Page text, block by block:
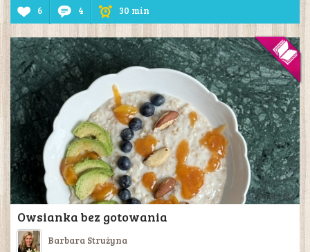
6 4 30 min
Owsianka bez gotowania
Barbara Strużyna